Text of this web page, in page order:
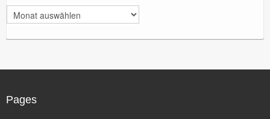
r
v
Pages